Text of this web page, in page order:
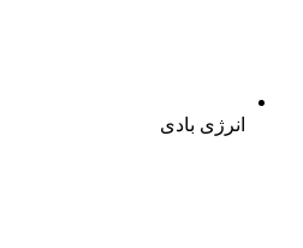
انرژی بادی